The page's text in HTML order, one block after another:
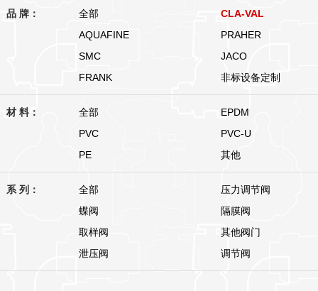
品 牌： 全部
CLA-VAL
AQUAFINE
PRAHER
SMC
JACO
FRANK
非标设备定制
材 料： 全部
EPDM
PVC
PVC-U
PE
其他
系 列： 全部
压力调节阀
蝶阀
隔膜阀
取样阀
其他阀门
泄压阀
调节阀